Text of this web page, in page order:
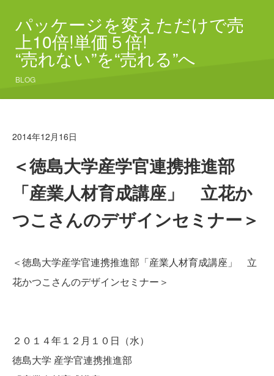
パッケージを変えただけで売
上10倍!単価５倍!
“売れない”を“売れる”へ
BLOG
2014年12月16日
＜徳島大学産学官連携推進部
「産業人材育成講座」 立花か
つこさんのデザインセミナー＞
＜徳島大学産学官連携推進部「産業人材育成講座」 立
花かつこさんのデザインセミナー＞
２０１４年１２月１０日（水）
徳島大学 産学官連携推進部